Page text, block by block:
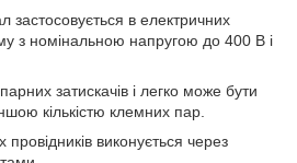
застосовується в електричних
з номінальною напругою до 400 В і
затискачів і легко може бути
кількістю клемних пар.
виконується через